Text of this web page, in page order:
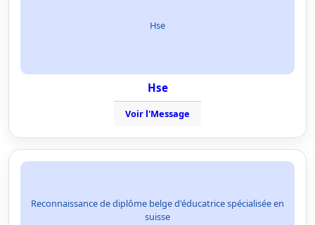
Hse
Hse
Voir l'Message
Reconnaissance de diplôme belge d'éducatrice spécialisée en
suisse